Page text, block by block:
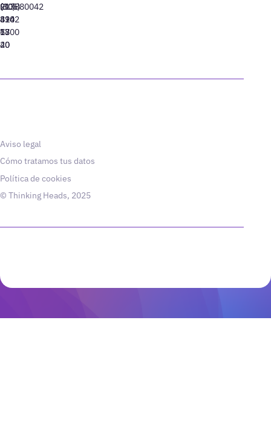
91
310
77
40
(305)
424
13
20
(10)
8942
6800
213880042
Aviso legal
Cómo tratamos tus datos
Política de cookies
© Thinking Heads, 2025